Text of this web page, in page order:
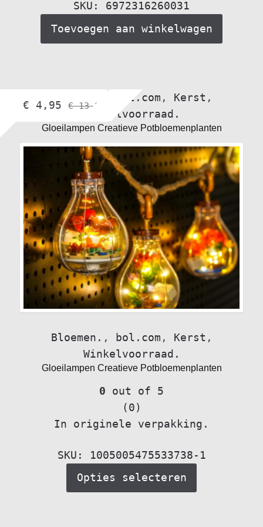
SKU: 6972316260031
Toevoegen aan winkelwagen
bol.com , Kerst ,
Winkelvoorraad.
Gloeilampen Creatieve Potbloemenplanten
Bloemen. , bol.com , Kerst ,
Winkelvoorraad.
Gloeilampen Creatieve Potbloemenplanten
0 out of 5
(0)
In originele verpakking.
SKU: 1005005475533738-1
€ 4,95 €13,99
Opties selecteren